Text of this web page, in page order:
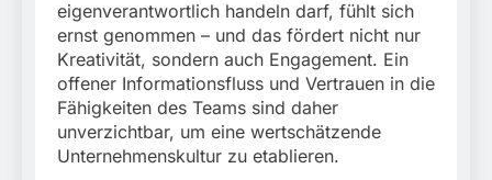
eigenverantwortlich handeln darf, fühlt sich
ernst genommen – und das fördert nicht nur
Kreativität, sondern auch Engagement. Ein
offener Informationsfluss und Vertrauen in die
Fähigkeiten des Teams sind daher
unverzichtbar, um eine wertschätzende
Unternehmenskultur zu etablieren.